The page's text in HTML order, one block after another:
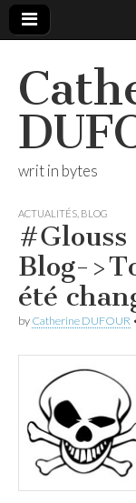
writ in bytes
ACTUALITÉS BLOG
Blog-
été
by Catherine DUFOUR